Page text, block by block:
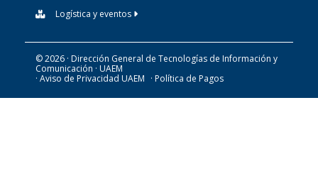
Logística y eventos
© 2026 · Dirección General de Tecnologías de Información y
Comunicación · UAEM
· Aviso de Privacidad UAEM · Política de Pagos